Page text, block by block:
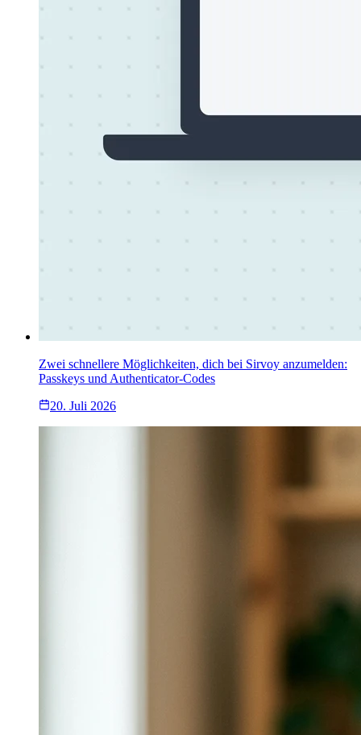
Zwei schnellere Möglichkeiten, dich bei Sirvoy anzumelden:
Passkeys und Authenticator-Codes
20. Juli 2026